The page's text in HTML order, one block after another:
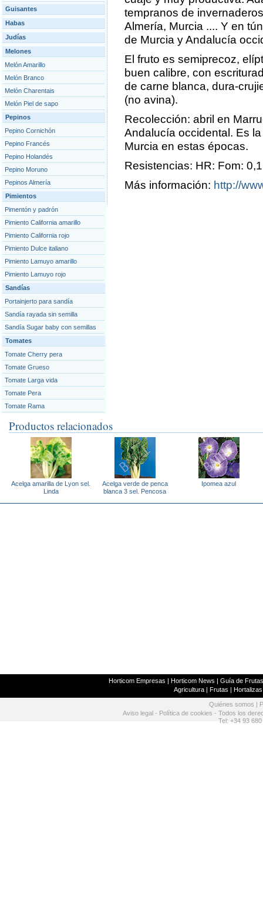
Guisantes
Habas
Judías
Melones
Melón Amarillo
Melón Branco
Melón Charentais
Melón Piel de sapo
Pepinos
Pepino Cornichón
Pepino Francés
Pepino Holandés
Pepino Moruno
Pepinos Almería
Pimientos
Pimentón y padrón
Pimiento California amarillo
Pimiento California rojo
Pimiento Dulce italiano
Pimiento Lamuyo amarillo
Pimiento Lamuyo rojo
Sandías
Portainjerto para sandía
Sandía rayada sin semilla
Sandía Sugar baby con semillas
Tomates
Tomate Cherry pera
Tomate Grueso
Tomate Larga vida
Tomate Pera
Tomate Rama
tempranos de
Almería, Murcia .... Y en
de Murcia y Andalucía
El fruto es semiprecoz,
buen calibre, con
de carne blanca, dura-
(no avina).
Recolección: abril en
Andalucía occidental. Es
Murcia en estas épocas.
Resistencias: HR: Fom:
Más información: http://
Productos relacionados
Acelga amarilla de Lyon sel.
Linda
Acelga verde de penca
blanca 3 sel. Pencosa
Ipomea azul
Horticom Empresas | Horticom News | Guía de
Agricultura| Frutas | Hortalizas
Quiénes somos
Aviso legal - Política de cookies - Todos los
Tel: +34 93